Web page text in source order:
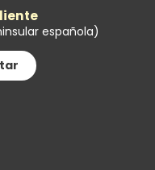
española)